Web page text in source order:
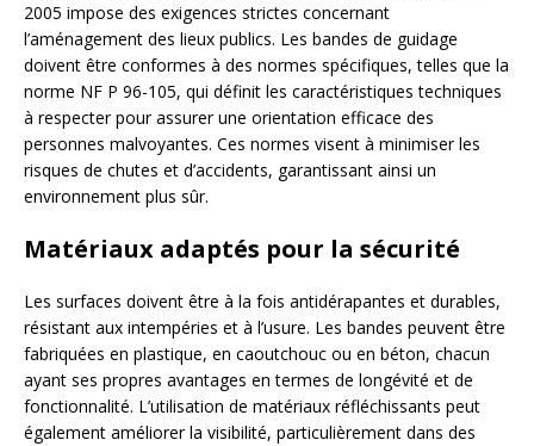
2005 impose des exigences strictes concernant
l’aménagement des lieux publics. Les bandes de guidage
doivent être conformes à des normes spécifiques, telles que la
norme NF P 96-105, qui définit les caractéristiques techniques
à respecter pour assurer une orientation efficace des
personnes malvoyantes. Ces normes visent à minimiser les
risques de chutes et d’accidents, garantissant ainsi un
environnement plus sûr.
Matériaux adaptés pour la sécurité
Les surfaces doivent être à la fois antidérapantes et durables,
résistant aux intempéries et à l’usure. Les bandes peuvent être
fabriquées en plastique, en caoutchouc ou en béton, chacun
ayant ses propres avantages en termes de longévité et de
fonctionnalité. L’utilisation de matériaux réfléchissants peut
également améliorer la visibilité, particulièrement dans des